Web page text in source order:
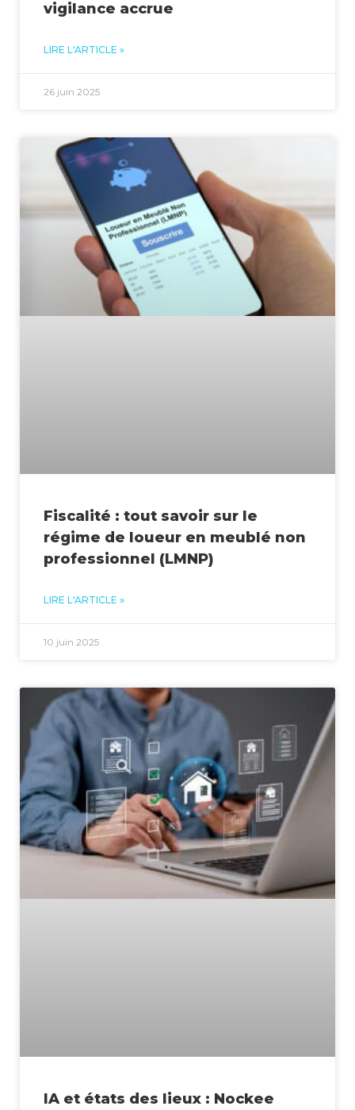
vigilance accrue
LIRE L'ARTICLE »
26 juin 2025
Fiscalité : tout savoir sur le
régime de loueur en meublé non
professionnel (LMNP)
LIRE L'ARTICLE »
10 juin 2025
IA et états des lieux : Nockee